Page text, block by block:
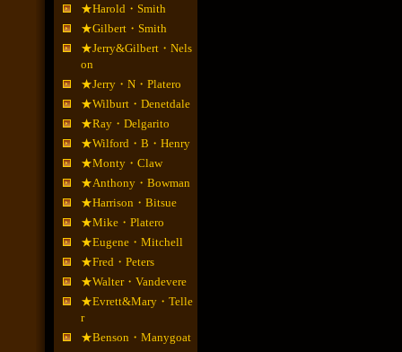
★Harold・Smith
★Gilbert・Smith
★Jerry&Gilbert・Nels
on
★Jerry・N・Platero
★Wilburt・Denetdale
★Ray・Delgarito
★Wilford・B・Henry
★Monty・Claw
★Anthony・Bowman
★Harrison・Bitsue
★Mike・Platero
★Eugene・Mitchell
★Fred・Peters
★Walter・Vandevere
★Evrett&Mary・Telle
r
★Benson・Manygoat